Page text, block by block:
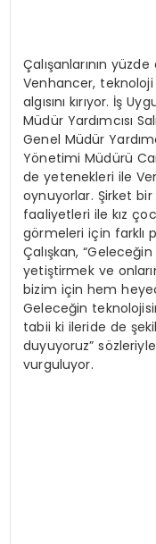
Çalışanlarının
Venhancer,
algısını kırıyor. İş
Müdür Yardımcısı
Genel Müdür
Yönetimi Müdürü
de yetenekleri ile
oynuyorlar. Şirket
faaliyetleri ile kız
görmeleri için farklı
Çalışkan,
yetiştirmek ve
bizim için hem
Geleceğin
tabii ki ileride de
duyuyoruz”
vurguluyor.